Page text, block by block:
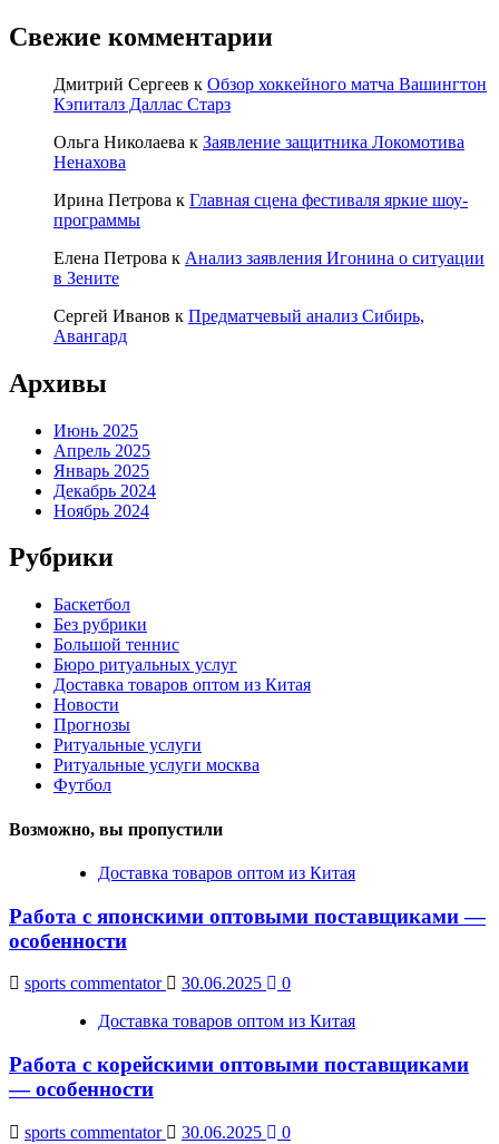
Свежие комментарии
Дмитрий Сергеев к Обзор хоккейного матча Вашингтон
Кэпиталз Даллас Старз
Ольга Николаева к Заявление защитника Локомотива
Ненахова
Ирина Петрова к Главная сцена фестиваля яркие шоу-
программы
Елена Петрова к Анализ заявления Игонина о ситуации
в Зените
Сергей Иванов к Предматчевый анализ Сибирь,
Авангард
Архивы
Июнь 2025
Апрель 2025
Январь 2025
Декабрь 2024
Ноябрь 2024
Рубрики
Баскетбол
Без рубрики
Большой теннис
Бюро ритуальных услуг
Доставка товаров оптом из Китая
Новости
Прогнозы
Ритуальные услуги
Ритуальные услуги москва
Футбол
Возможно, вы пропустили
Доставка товаров оптом из Китая
Работа с японскими оптовыми поставщиками —
особенности
sports commentator 30.06.2025
0
Доставка товаров оптом из Китая
Работа с корейскими оптовыми поставщиками
— особенности
sports commentator 30.06.2025 0